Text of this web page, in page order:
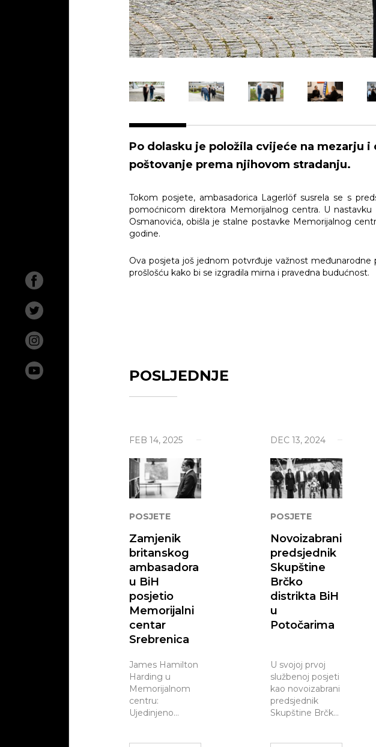
O nama
Aktuelnosti
Nestali
Posjete
Kontakt
Pomozi naš rad
Po dolasku je položila cvijeće na mezarju
poštovanje prema njihovom stradanju.
Tokom posjete, ambasadorica Lagerlöf susrela se s
pomoćnicom direktora Memorijalnog centra. U
Osmanovića, obišla je stalne postavke Memorijalnog
godine.
Ova posjeta još jednom potvrđuje važnost
prošlošću kako bi se izgradila mirna i pravedna budućnost.
POSLJEDNJE
FEB 14, 2025
POSJETE
Zamjenik
britanskog
ambasadora
u BiH
posjetio
Memorijalni
centar
Srebrenica
James Hamilton
Harding u
Memorijalnom
centru:
Ujedinjeno
DEC 13, 2024
POSJETE
Novoizabrani
predsjednik
Skupštine
Brčko
distrikta BiH
u
Potočarima
U svojoj prvoj
službenoj posjeti
kao novoizabrani
predsjednik
Skupštine Brčko